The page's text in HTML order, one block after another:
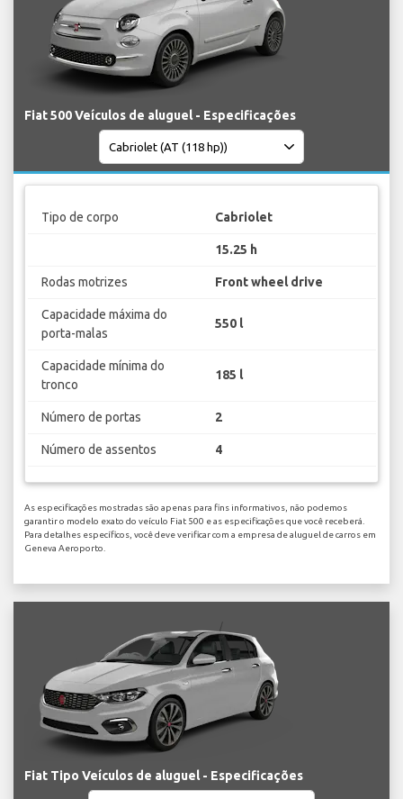
Fiat 500 Veículos de aluguel - Especificações
Tipo de corpo Cabriolet
15.25 h
Rodas motrizes Front wheel drive
Capacidade máxima do
porta-malas
550 l
Capacidade mínima do
tronco
185 l
Número de portas 2
Número de assentos 4
As especificações mostradas são apenas para fins informativos, não podemos
garantir o modelo exato do veículo Fiat 500 e as especificações que você receberá.
Para detalhes específicos, você deve verificar com a empresa de aluguel de carros em
Geneva Aeroporto.
Fiat Tipo Veículos de aluguel - Especificações